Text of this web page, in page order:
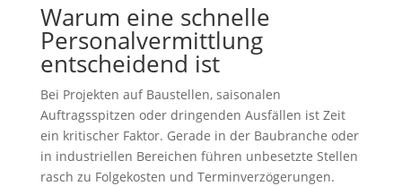
Warum eine schnelle
Personalvermittlung
entscheidend ist
Bei Projekten auf Baustellen, saisonalen
Auftragsspitzen oder dringenden Ausfällen ist Zeit
ein kritischer Faktor. Gerade in der Baubranche oder
in industriellen Bereichen führen unbesetzte Stellen
rasch zu Folgekosten und Terminverzögerungen.